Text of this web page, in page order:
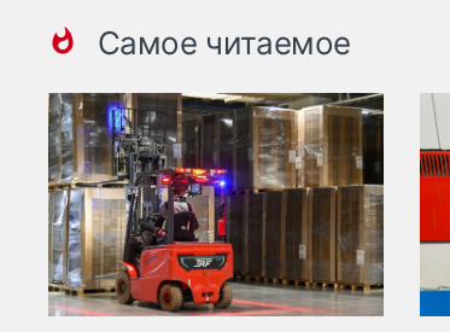
Самое читаемое